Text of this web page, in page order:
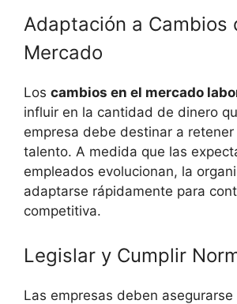
Adaptación a Cambios
Mercado
Los cambios en el mercado
influir en la cantidad de dinero
empresa debe destinar a
talento. A medida que las
empleados evolucionan, la
adaptarse rápidamente para
competitiva.
Legislar y Cumplir
Las empresas deben